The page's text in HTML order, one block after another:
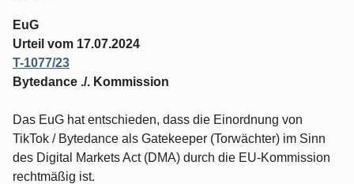
EuG
Urteil vom 17.07.2024
T-1077/23
Bytedance ./. Kommission
Das EuG hat entschieden, dass die Einordnung von
TikTok / Bytedance als Gatekeeper (Torwächter) im Sinn
des Digital Markets Act (DMA) durch die EU-Kommission
rechtmäßig ist.